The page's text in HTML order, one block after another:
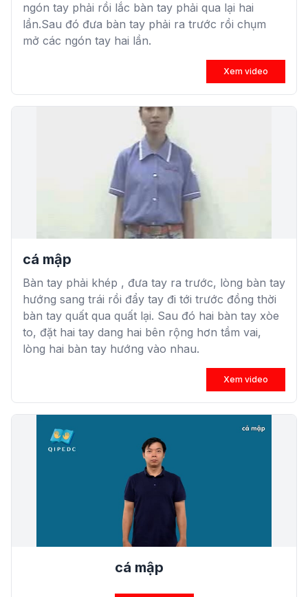
ngón tay phải rồi lắc bàn tay phải qua lại hai
lần.Sau đó đưa bàn tay phải ra trước rồi chụm
mở các ngón tay hai lần.
Xem video
cá mập
Bàn tay phải khép , đưa tay ra trước, lòng bàn tay
hướng sang trái rồi đẩy tay đi tới trước đồng thời
bàn tay quất qua quất lại. Sau đó hai bàn tay xòe
to, đặt hai tay dang hai bên rộng hơn tầm vai,
lòng hai bàn tay hướng vào nhau.
Xem video
cá mập